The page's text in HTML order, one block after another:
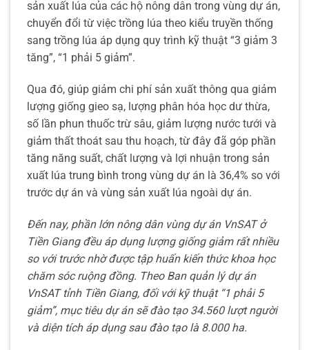
sản xuất lúa của các hộ nông dân trong vùng dự án,
chuyển đổi từ việc trồng lúa theo kiểu truyền thống
sang trồng lúa áp dụng quy trình kỹ thuật “3 giảm 3
tăng”, “1 phải 5 giảm”.
Qua đó, giúp giảm chi phí sản xuất thông qua giảm
lượng giống gieo sạ, lượng phân hóa học dư thừa,
số lần phun thuốc trừ sâu, giảm lượng nước tưới và
giảm thất thoát sau thu hoạch, từ đây đã góp phần
tăng năng suất, chất lượng và lợi nhuận trong sản
xuất lúa trung bình trong vùng dự án là 36,4% so với
trước dự án và vùng sản xuất lúa ngoài dự án.
Đến nay, phần lớn nông dân vùng dự án VnSAT ở
Tiền Giang đều áp dụng lượng giống giảm rất nhiều
so với trước nhờ được tập huấn kiến thức khoa học
chăm sóc ruộng đồng. Theo Ban quản lý dự án
VnSAT tỉnh Tiền Giang, đối với kỹ thuật “1 phải 5
giảm”, mục tiêu dự án sẽ đào tạo 34.560 lượt người
và diện tích áp dụng sau đào tạo là 8.000 ha.